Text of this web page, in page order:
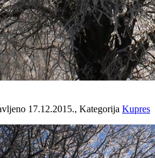
17.12.2015., Kategorija Kupres